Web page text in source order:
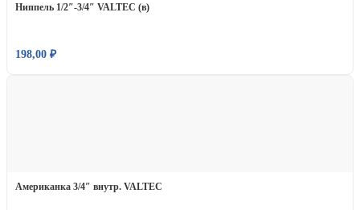
Ниппель 1/2″-3/4″ VALTEC (в)
198,00 ₽
Американка 3/4″ внутр. VALTEC